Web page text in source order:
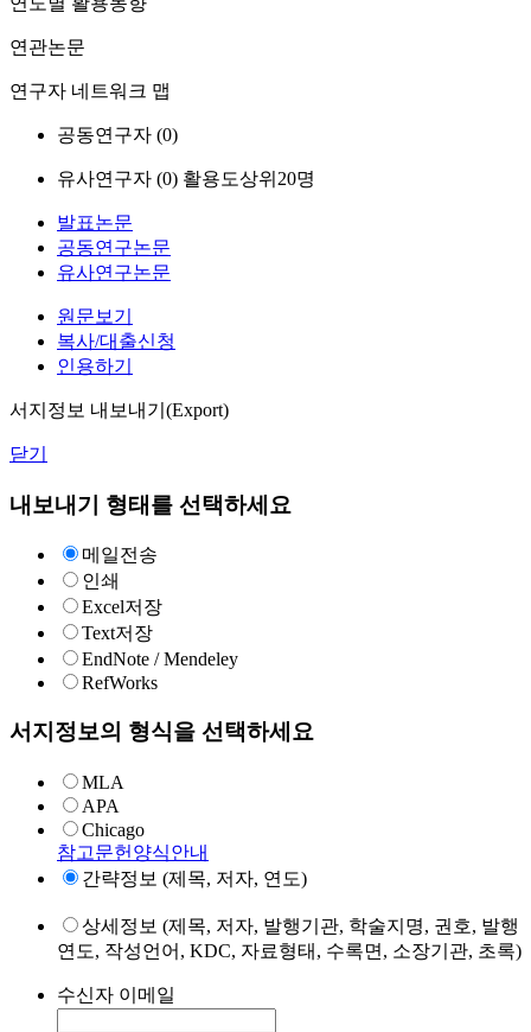
연관논문
연구자 네트워크 맵
공동연구자 (0)
유사연구자 (0) 활용도상위20명
발표논문
공동연구논문
유사연구논문
원문보기
복사/대출신청
인용하기
서지정보 내보내기(Export)
닫기
내보내기 형태를 선택하세요
메일전송
인쇄
Excel저장
Text저장
EndNote / Mendeley
RefWorks
서지정보의 형식을 선택하세요
MLA
APA
Chicago
참고문헌양식안내
간략정보 (제목, 저자, 연도)
상세정보 (제목, 저자, 발행기관, 학술지명, 권호, 발행
연도, 작성언어, KDC, 자료형태, 수록면, 소장기관, 초록)
수신자 이메일